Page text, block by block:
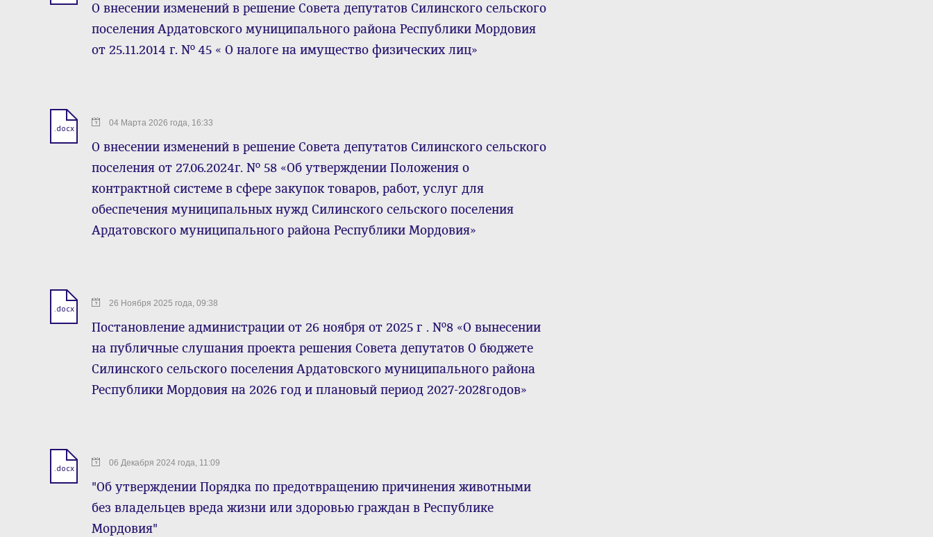
О внесении изменений в решение Совета депутатов Силинского сельского
поселения Ардатовского муниципального района Республики Мордовия
от 25.11.2014 г. № 45 « О налоге на имущество физических лиц»
.docx 04 Марта 2026 года, 16:33
О внесении изменений в решение Совета депутатов Силинского сельского
поселения от 27.06.2024г. № 58 «Об утверждении Положения о
контрактной системе в сфере закупок товаров, работ, услуг для
обеспечения муниципальных нужд Силинского сельского поселения
Ардатовского муниципального района Республики Мордовия»
.docx 26 Ноября 2025 года, 09:38
Постановление администрации от 26 ноября от 2025 г . №8 «О вынесении
на публичные слушания проекта решения Совета депутатов О бюджете
Силинского сельского поселения Ардатовского муниципального района
Республики Мордовия на 2026 год и плановый период 2027-2028годов»
.docx 06 Декабря 2024 года, 11:09
"Об утверждении Порядка по предотвращению причинения животными
без владельцев вреда жизни или здоровью граждан в Республике
Мордовия"